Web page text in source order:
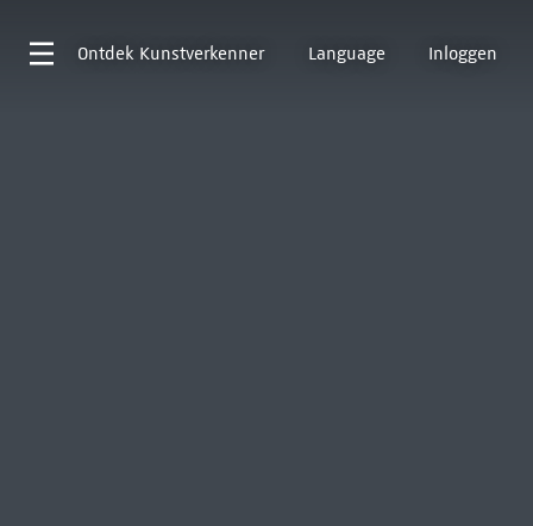
Ontdek Kunstverkenner Language Inloggen